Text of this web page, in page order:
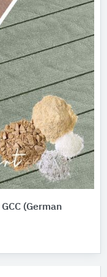
(German